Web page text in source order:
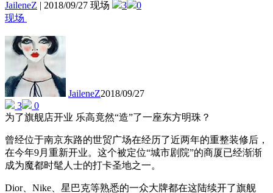
为了旗舰店开业 乐高竟然“造”了
一座东方明珠？
JaileneZ|2018/09/27 现场 3
0
现场